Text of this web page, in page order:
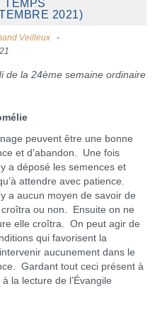
TEMPS
2021)
Veilleux
de la 24ème semaine ordinaire
peuvent être une bonne
et d’abandon. Une fois
a déposé les semences et
attendre avec patience.
a aucun moyen de savoir de
ou non. Ensuite on ne
elle croîtra. On peut agir de
qui favorisent la
aucunement dans le
Gardant tout ceci présent à
la lecture de l’Évangile